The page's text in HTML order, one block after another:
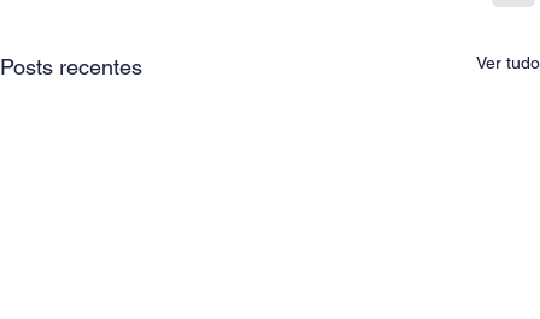
Posts recentes Ver tudo